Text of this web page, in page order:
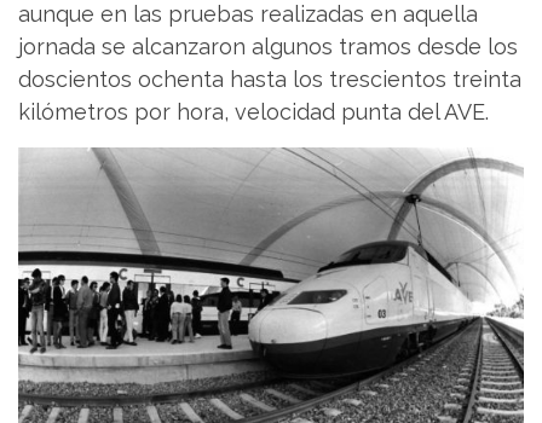
aunque en las pruebas realizadas en aquella
jornada se alcanzaron algunos tramos desde los
doscientos ochenta hasta los trescientos treinta
kilómetros por hora, velocidad punta del AVE.